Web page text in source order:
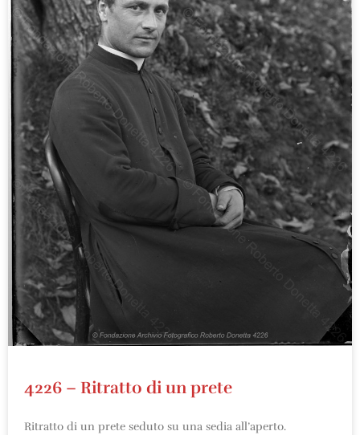
4226 – Ritratto di un prete
Ritratto di un prete seduto su una sedia all’aperto.